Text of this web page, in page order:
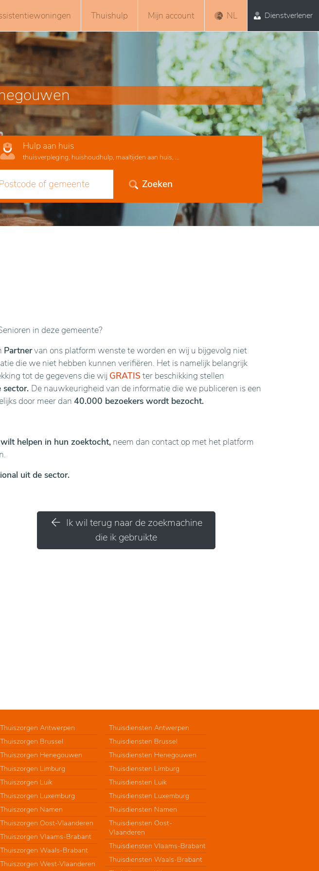
Thuishulp Mijn account NL Dienstverlener
Hulp aan huis
thuisverpleging, huishoudhulp, maaltijden aan huis, ...
Zoeken
in deze gemeente?
Partnervan ons platform wenste te worden en wij u bijgevolg niet
die we niet hebben kunnen verifiëren. Het is namelijk belangrijk
tot de gegevens die wij GRATISter beschikking stellen
sector. De nauwkeurigheid van de informatie die we publiceren is een
door meer dan 40.000 bezoekers wordt bezocht.
helpen in hun zoektocht, neem dan contact op met het platform
uit de sector.
Ik wil terug naar de zoekmachine
die ik gebruikte
Thuiszorgen Antwerpen
Thuiszorgen Brussel
Thuiszorgen Henegouwen
Thuiszorgen Limburg
Thuiszorgen Luik
Thuiszorgen Luxemburg
Thuiszorgen Namen
Thuiszorgen Oost-Vlaanderen
Thuiszorgen Vlaams-Brabant
Thuiszorgen Waals-Brabant
Thuiszorgen West-Vlaanderen
Thuisdiensten Antwerpen
Thuisdiensten Brussel
Thuisdiensten Henegouwen
Thuisdiensten Limburg
Thuisdiensten Luik
Thuisdiensten Luxemburg
Thuisdiensten Namen
Thuisdiensten Oost-
Vlaanderen
Thuisdiensten Vlaams-Brabant
Thuisdiensten Waals-Brabant